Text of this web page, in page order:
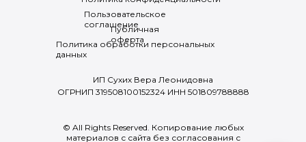
Пользовательское
соглашение
Публичная
оферта
Политика обработки персональных
данных
© All Rights Reserved. Копирование любых
материалов с сайта без согласования с
ИП Сухих Вера Леонидовна
ОГРНИП 319508100152324 ИНН 501809788888